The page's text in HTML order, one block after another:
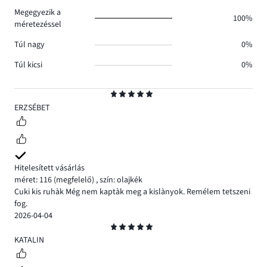
5
ERZSÉBET
Hitelesített vásárlás
méret: 116 (megfelelő) ,szín: olajkék
Cuki kis ruhàk Még nem kaptàk meg a kislànyok. Remélem tetszeni
fog.
2026-04-04
5
KATALIN
Megegyezik a
méretezéssel
100%
Túl nagy
0%
Túl kicsi
0%